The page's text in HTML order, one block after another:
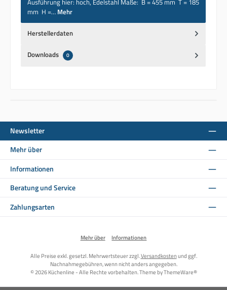
mm H =… Mehr
Herstellerdaten
Downloads 0
Newsletter
Mehr über
Informationen
Beratung und Service
Zahlungsarten
Mehr über Informationen
Alle Preise exkl. gesetzl. Mehrwertsteuer zzgl.Versandkostenund ggf.
Nachnahmegebühren, wenn nicht anders angegeben.
© 2026 Küchenline - Alle Rechte vorbehalten. Theme byThemeWare®